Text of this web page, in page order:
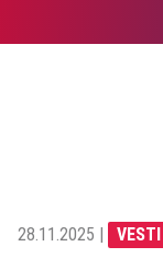
28.11.2025 | VESTI